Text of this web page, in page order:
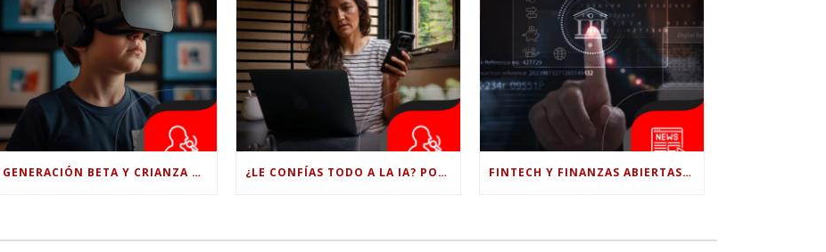
GENERACIÓN BETA Y CRIANZA DIGITAL: LOS RETOS DE CRIAR HIJOS EN LA ERA DE LA INTELIGENCIA ARTIFICIAL ¿LE CONFÍAS TODO A LA IA? POR QUÉ LA PSICÓLOGA DICE QUE ESO PUEDE COSTARTE TUS PROPIAS HABILIDADES FINTECH Y FINANZAS ABIERTAS: RETOS PARA EL NUEVO GOBIERNO COLOMBIANO